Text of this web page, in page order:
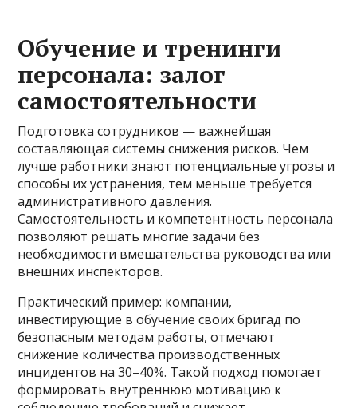
Обучение и тренинги
персонала: залог
самостоятельности
Подготовка сотрудников — важнейшая
составляющая системы снижения рисков. Чем
лучше работники знают потенциальные угрозы и
способы их устранения, тем меньше требуется
административного давления.
Самостоятельность и компетентность персонала
позволяют решать многие задачи без
необходимости вмешательства руководства или
внешних инспекторов.
Практический пример: компании,
инвестирующие в обучение своих бригад по
безопасным методам работы, отмечают
снижение количества производственных
инцидентов на 30–40%. Такой подход помогает
формировать внутреннюю мотивацию к